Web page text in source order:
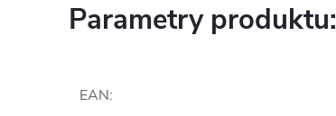
Parametry produktu:
EAN: